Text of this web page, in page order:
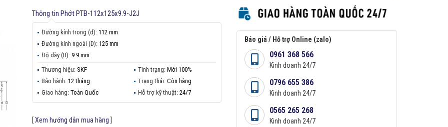
Thông tin Phớt PTB-112x125x9.9-J2J
Đường kính trong (d): 112 mm
Đường kính ngoài (D): 125 mm
Độ dày (B): 9.9 mm
Thương hiệu: SKF Tình trạng:Mới 100%
Bảo hành: 12 tháng Trạng thái:Còn hàng
Giao hàng: Toàn Quốc Hỗ trợ kỹ thuật:24/7
[Xem hướng dẫn mua hàng
Báo giá / Hỗ trợ Online (zalo)
0961 368 566
Kinh doanh 24/7
0796 655 386
Kinh doanh 24/7
0565 265 268
Kinh doanh 24/7